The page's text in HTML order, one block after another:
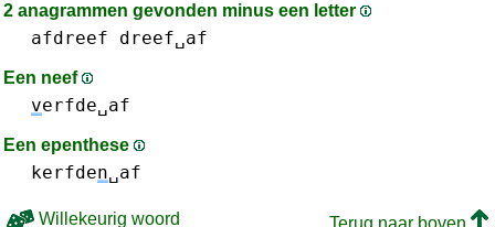
2 anagrammen gevonden minus een letter
afdreef dreef␣af
Een neef
verfde␣af
Een epenthese
kerfden␣af
Willekeurig woord Terug naar boven